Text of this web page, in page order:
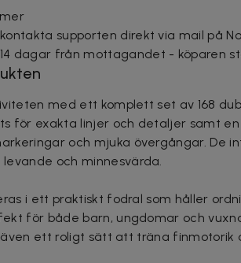
supporten direkt via mail på
dagar från mottagandet - köparen
med ett komplett set av 168
för exakta linjer och detaljer samt
och mjuka övergångar. De
och minnesvärda.
i ett praktiskt fodral som håller
för både barn, ungdomar och
ett roligt sätt att träna finmotorik